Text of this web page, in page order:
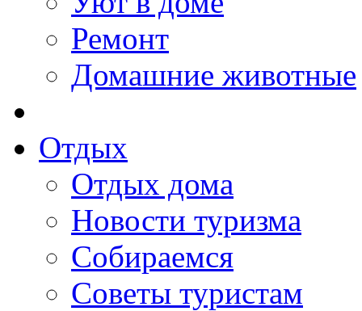
Ремонт
Домашние животные
Отдых
Отдых дома
Новости туризма
Собираемся
Советы туристам